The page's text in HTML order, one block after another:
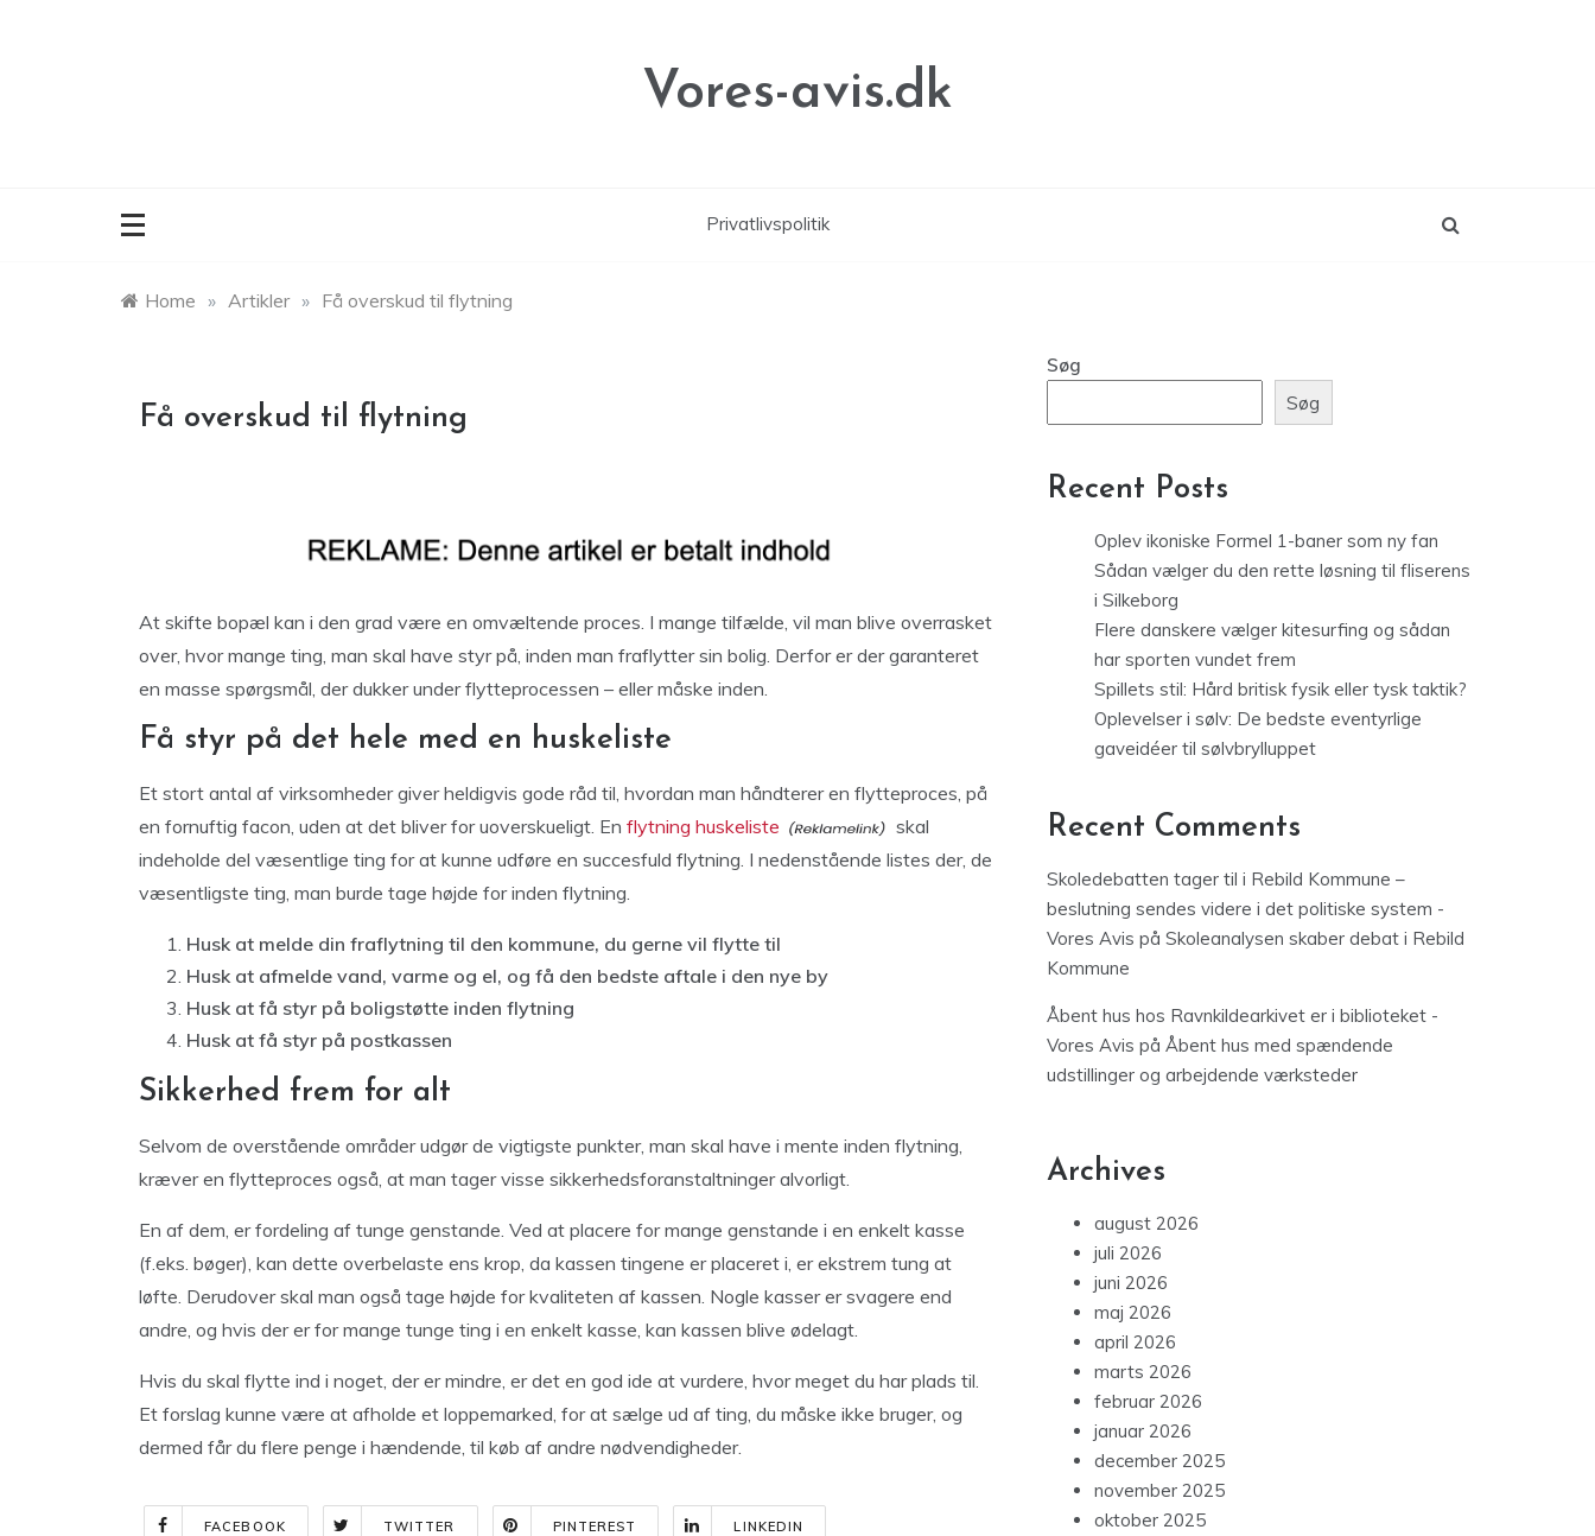
Vores-avis.dk
Privatlivspolitik
Home » Artikler » Få overskud til flytning
Få overskud til flytning
At skifte bopæl kan i den grad være en omvæltende proces. I mange tilfælde, vil man blive overrasket
over, hvor mange ting, man skal have styr på, inden man fraflytter sin bolig. Derfor er der garanteret
en masse spørgsmål, der dukker under flytteprocessen – eller måske inden.
Få styr på det hele med en huskeliste
Et stort antal af virksomheder giver heldigvis gode råd til, hvordan man håndterer en flytteproces, på
en fornuftig facon, uden at det bliver for uoverskueligt. En flytning huskeliste
skal
indeholde del væsentlige ting for at kunne udføre en succesfuld flytning. I nedenstående listes der, de
væsentligste ting, man burde tage højde for inden flytning.
Husk at melde din fraflytning til den kommune, du gerne vil flytte til
Husk at afmelde vand, varme og el, og få den bedste aftale i den nye by
Husk at få styr på boligstøtte inden flytning
Husk at få styr på postkassen
Sikkerhed frem for alt
Selvom de overstående områder udgør de vigtigste punkter, man skal have i mente inden flytning,
kræver en flytteproces også, at man tager visse sikkerhedsforanstaltninger alvorligt.
En af dem, er fordeling af tunge genstande. Ved at placere for mange genstande i en enkelt kasse
(f.eks. bøger), kan dette overbelaste ens krop, da kassen tingene er placeret i, er ekstrem tung at
løfte. Derudover skal man også tage højde for kvaliteten af kassen. Nogle kasser er svagere end
andre, og hvis der er for mange tunge ting i en enkelt kasse, kan kassen blive ødelagt.
Hvis du skal flytte ind i noget, der er mindre, er det en god ide at vurdere, hvor meget du har plads til.
Et forslag kunne være at afholde et loppemarked, for at sælge ud af ting, du måske ikke bruger, og
dermed får du flere penge i hændende, til køb af andre nødvendigheder.
FACEBOOK TWITTER PINTEREST LINKEDIN
Søg
Søg
Recent Posts
Oplev ikoniske Formel 1-baner som ny fan
Sådan vælger du den rette løsning til fliserens
i Silkeborg
Flere danskere vælger kitesurfing og sådan
har sporten vundet frem
Spillets stil: Hård britisk fysik eller tysk taktik?
Oplevelser i sølv: De bedste eventyrlige
gaveidéer til sølvbrylluppet
Recent Comments
Skoledebatten tager til i Rebild Kommune –
beslutning sendes videre i det politiske system -
Vores Avis på Skoleanalysen skaber debat i Rebild
Kommune
Åbent hus hos Ravnkildearkivet er i biblioteket -
Vores Avis på Åbent hus med spændende
udstillinger og arbejdende værksteder
Archives
august 2026
juli 2026
juni 2026
maj 2026
april 2026
marts 2026
februar 2026
januar 2026
december 2025
november 2025
oktober 2025